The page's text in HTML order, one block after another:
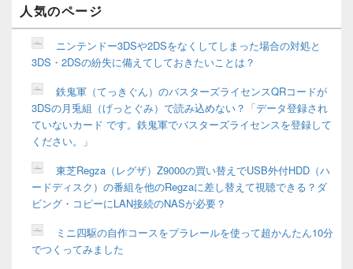
ウ
人気のページ
ニンテンドー3DSや2DSをなくしてしまった場合の対処と
3DS・2DSの紛失に備えてしておきたいことは？
鉄鬼軍（てっきぐん）のバスターズライセンスQRコードが
3DSの月兎組（げっとぐみ）で読み込めない？「データ登録され
ていないカード です。鉄鬼軍でバスターズライセンスを登録して
ください。」
東芝Regza（レグザ）Z9000の買い替えでUSB外付HDD（ハ
ードディスク）の番組を他のRegzaに差し替えて視聴できる？ダ
ビング・コピーにLAN接続のNASが必要？
ミニ四駆の自作コースをプラレールを使って超かんたん10分
でつくってみました